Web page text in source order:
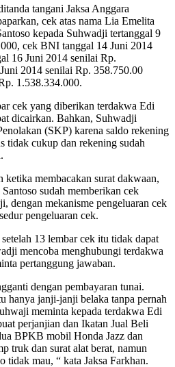
tangani Jaksa Anggara
cek atas nama Lia Emelita
kepada Suhwadji tertanggal 9
cek BNI tanggal 14 Juni 2014
16 Juni 2014 senilai Rp.
2014 senilai Rp. 358.750.00
1.538.334.000.
cek yang diberikan terdakwa Edi
dicairkan. Bahkan, Suhwadji
(SKP) karena saldo rekening
tidak cukup dan rekening sudah
ketika membacakan surat dakwaan,
sudah memberikan cek
dengan mekanisme pengeluaran cek
pengeluaran cek.
13 lembar cek itu tidak dapat
mencoba menghubungi terdakwa
pertanggung jawaban.
dengan pembayaran tunai.
hanya janji-janji belaka tanpa pernah
meminta kepada terdakwa Edi
perjanjian dan Ikatan Jual Beli
BPKB mobil Honda Jazz dan
truk dan surat alat berat, namun
tidak mau, “ kata Jaksa Farkhan.